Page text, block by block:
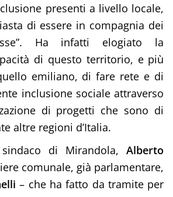
presenti a livello locale,
di essere in compagnia dei
Ha infatti elogiato la
di questo territorio, e più
emiliano, di fare rete e di
inclusione sociale attraverso
di progetti che sono di
altre regioni d’Italia.
di Mirandola,Alberto
comunale, già parlamentare,
– che ha fatto da tramite per